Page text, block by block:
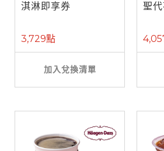
淇淋即享券
3,729點
加入兌換清單
聖